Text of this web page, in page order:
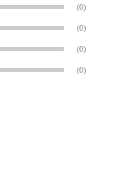
(0)
(0)
(0)
(0)